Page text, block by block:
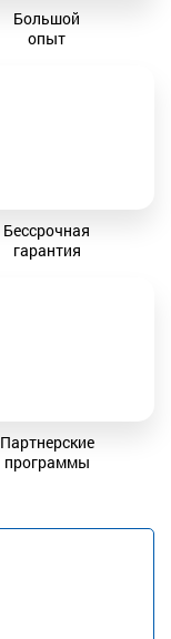
Большой
опыт
Бессрочная
гарантия
Партнерские
программы